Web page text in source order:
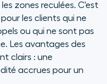
zones reculées. C'est
les clients qui ne
ou qui ne sont pas
Les avantages des
clairs : une
accrues pour un